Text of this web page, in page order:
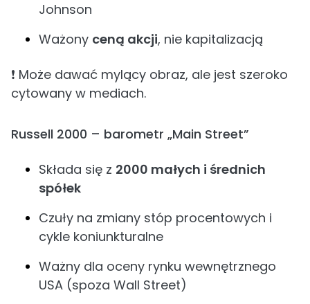
Johnson
Ważony ceną akcji, nie kapitalizacją
❗ Może dawać mylący obraz, ale jest szeroko
cytowany w mediach.
Russell 2000 – barometr „Main Street”
Składa się z 2000 małych i średnich
spółek
Czuły na zmiany stóp procentowych i
cykle koniunkturalne
Ważny dla oceny rynku wewnętrznego
USA (spoza Wall Street)